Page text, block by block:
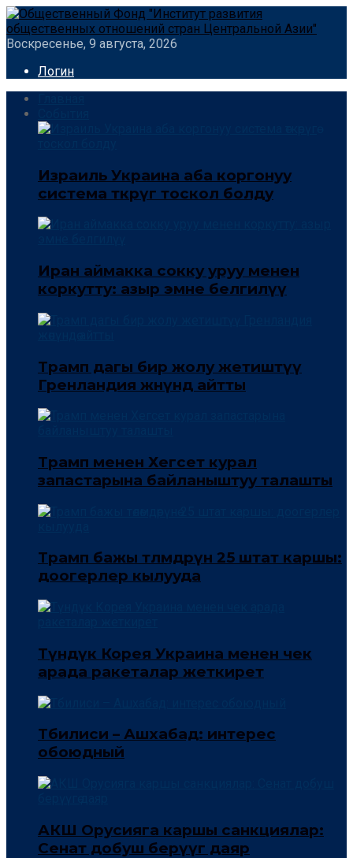
Воскресенье, 9 августа, 2026
Логин
Израиль Украина аба коргонуу
система өткөрүгө тоскол болду
Иран аймакка сокку уруу менен
коркутту: азыр эмне белгилүү
Трамп дагы бир жолу жетиштүү
Гренландия жөнүндө айтты
Трамп менен Хегсет курал
запастарына байланыштуу талашты
Трамп бажы төлөмдөрүнө 25 штат каршы:
доогерлер кылууда
Түндүк Корея Украина менен чек
арада ракеталар жеткирет
Тбилиси – Ашхабад: интерес
обоюдный
АКШ Орусияга каршы санкциялар:
Сенат добуш берүүгө даяр